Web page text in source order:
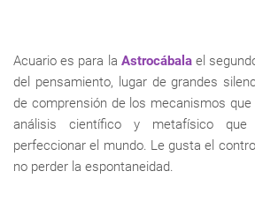
Acuario es para la Astrocábalael
del pensamiento, lugar de grandes
de comprensión de los mecanismos que
análisis científico y metafísico
perfeccionar el mundo. Le gusta el
no perder la espontaneidad.